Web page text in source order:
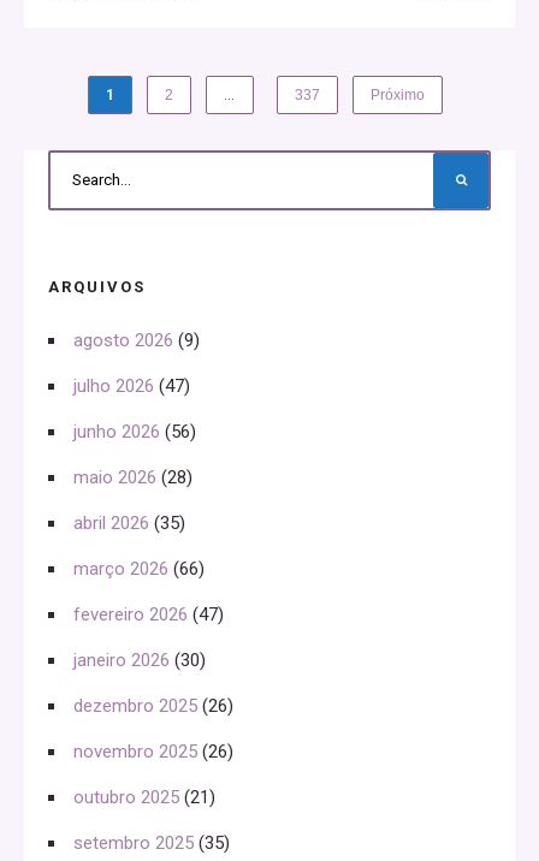
1 2 337 Próximo
ARQUIVOS
agosto 2026 (9)
julho 2026 (47)
junho 2026 (56)
maio 2026 (28)
abril 2026 (35)
março 2026 (66)
fevereiro 2026 (47)
janeiro 2026 (30)
dezembro 2025 (26)
novembro 2025 (26)
outubro 2025 (21)
setembro 2025 (35)